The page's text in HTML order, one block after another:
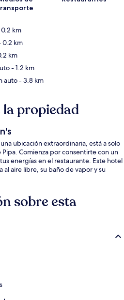
km
0.2 km
km
- 1.2 km
auto- 3.8 km
propiedad
ubicación extraordinaria, está a solo
Comienza por consentirte con un
energías en el restaurante. Este hotel
aire libre, su baño de vapor y su
sobre esta